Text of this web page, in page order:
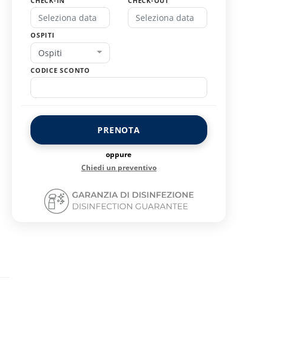
OSPITI
Ospiti
CODICE SCONTO
PRENOTA
oppure
Chiedi un preventivo